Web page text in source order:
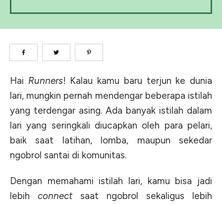
Hai Runners! Kalau kamu baru terjun ke dunia
lari, mungkin pernah mendengar beberapa istilah
yang terdengar asing. Ada banyak istilah dalam
lari yang seringkali diucapkan oleh para pelari,
baik saat latihan, lomba, maupun sekedar
ngobrol santai di komunitas.
Dengan memahami istilah lari, kamu bisa jadi
lebih connect saat ngobrol sekaligus lebih